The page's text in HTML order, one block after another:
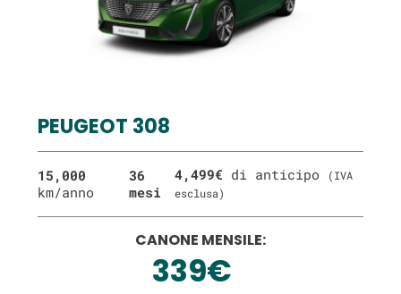
PEUGEOT 308
15,000
km/anno
36
mesi
4,499€ di anticipo
(IVA
esclusa)
CANONE MENSILE:
339€